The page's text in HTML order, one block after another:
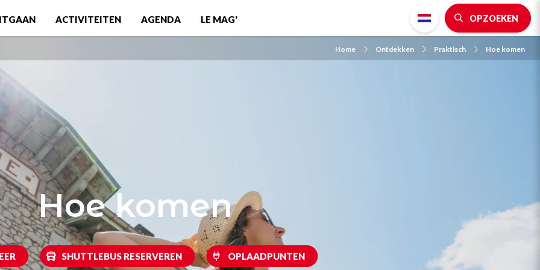
ACTIVITEITEN AGENDA LE MAG' OPZOEKEN
Home Ontdekken Praktisch Hoe komen
Hoe komen
SHUTTLEBUS RESERVEREN OPLAADPUNTEN